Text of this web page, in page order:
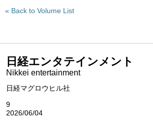
Back to Volume List
日経エンタテインメント
Nikkei entertainment
日経マグロウヒル社
9
2026/06/04